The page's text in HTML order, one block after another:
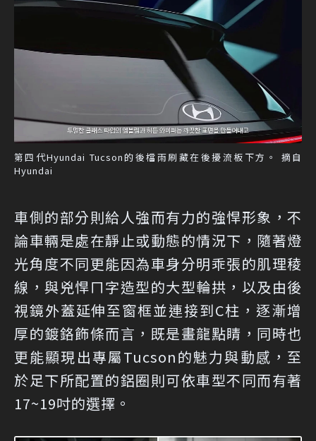
第四代Hyundai Tucson的後檔雨刷藏在後擾流板下方。 摘自
Hyundai
車側的部分則給人強而有力的強悍形象，不
論車輛是處在靜止或動態的情況下，隨著燈
光角度不同更能因為車身分明乖張的肌理稜
線，與兇悍ㄇ字造型的大型輪拱，以及由後
視鏡外蓋延伸至窗框並連接到C柱，逐漸增
厚的鍍鉻飾條而言，既是畫龍點睛，同時也
更能顯現出專屬Tucson的魅力與動感，至
於足下所配置的鋁圈則可依車型不同而有著
17~19吋的選擇。